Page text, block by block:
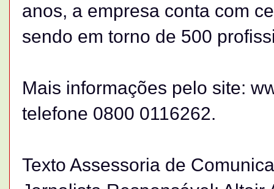
anos, a empresa conta com
sendo em torno de 500
Mais informações pelo site:
telefone 0800 0116262.
Texto Assessoria de